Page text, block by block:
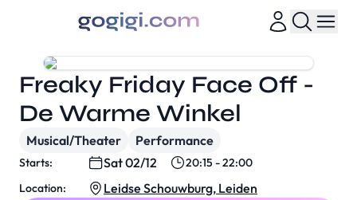
Freaky Friday Face Off -
De Warme Winkel
Musical/Theater Performance
Starts: Sat 02/12
20:15 - 22:00
Location:
Leidse Schouwburg, Leiden